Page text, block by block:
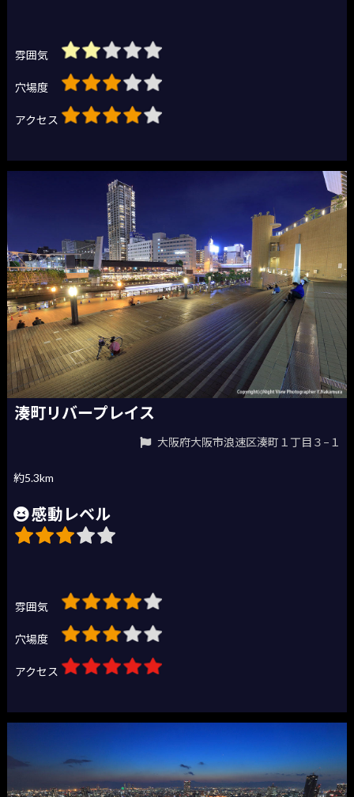
雰囲気
穴場度
アクセス
湊町リバープレイス
大阪府大阪市浪速区湊町１丁目３−１
約5.3km
感動レベル
雰囲気
穴場度
アクセス